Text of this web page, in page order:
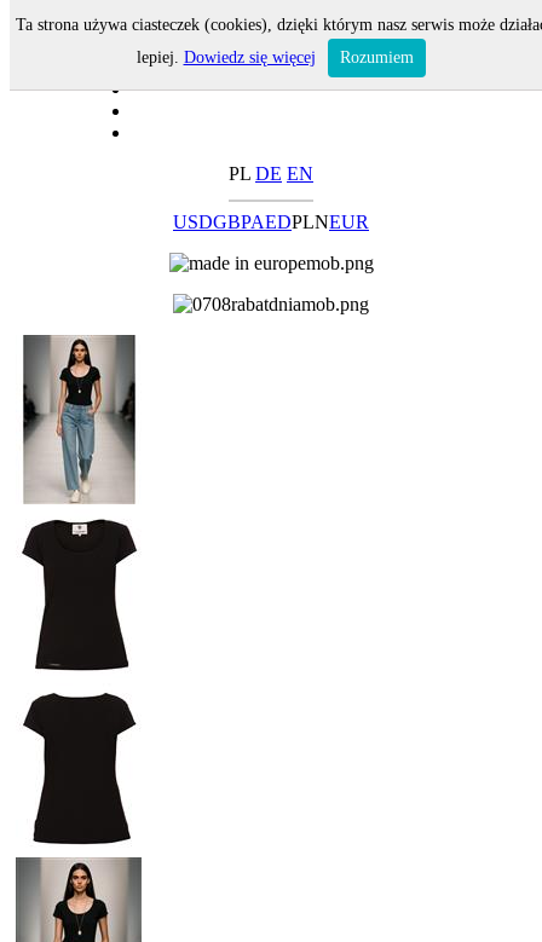
PL DE EN
USDGBPAEDPLNEUR
Ta strona używa ciasteczek (cookies), dzięki którym nasz serwis może
lepiej. Dowiedz się więcej Rozumiem